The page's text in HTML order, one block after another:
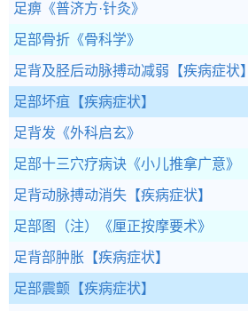
足痹 《普济方·针灸》
足部骨折 《骨科学》
足背及胫后动脉搏动减弱 【疾病症状】
足部坏疽 【疾病症状】
足背发 《外科启玄》
足部十三穴疗病诀 《小儿推拿广意》
足背动脉搏动消失 【疾病症状】
足部图（注） 《厘正按摩要术》
足背部肿胀 【疾病症状】
足部震颤 【疾病症状】